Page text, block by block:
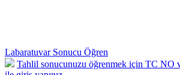
Labaratuvar Sonucu Öğren
Tahlil sonucunuzu öğrenmek için TC NO